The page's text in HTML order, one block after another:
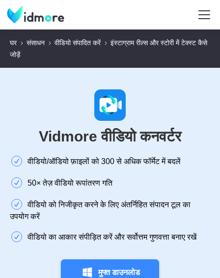
घर संसाधन वीडियो संपादित करें
इंस्टाग्राम रील्स और स्टोरी में टेक्स्ट कैसे
जोड़ें
Vidmore वीडियो कनवर्टर
वीडियो/ऑडियो फ़ाइलों को 300 से अधिक फॉर्मेट में बदलें
50× तेज़ वीडियो रूपांतरण गति
वीडियो को निजीकृत करने के लिए अंतर्निहित संपादन टूल का
उपयोग करें
वीडियो का आकार संपीड़ित करें और सर्वोत्तम गुणवत्ता बनाए रखें
मुफ्त डाउनलोड